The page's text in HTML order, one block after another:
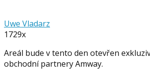
Uwe Vladarz
1729x
Areál bude v tento den otevřen
obchodní partnery Amway.